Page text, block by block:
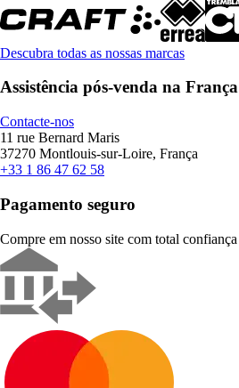
Descubra todas as nossas marcas
Assistência pós-venda na França
Contacte-nos
11 rue Bernard Maris
37270 Montlouis-sur-Loire, França
+33 1 86 47 62 58
Pagamento seguro
Compre em nosso site com total confiança